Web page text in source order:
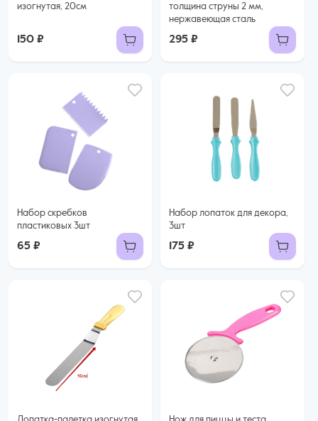
изогнутая, 20см
150 ₽
толщина струны 2 мм,
нержавеющая сталь
295 ₽
Набор скребков
пластиковых 3шт
65 ₽
Набор лопаток для декора,
3шт
175 ₽